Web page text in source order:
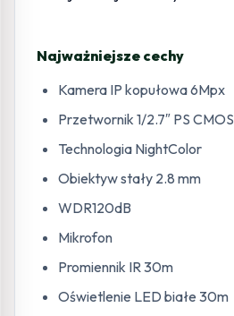
Najważniejsze cechy
Kamera IP kopułowa 6Mpx
Przetwornik 1/2.7″ PS CMOS
Technologia NightColor
Obiektyw stały 2.8 mm
WDR120dB
Mikrofon
Promiennik IR 30m
Oświetlenie LED białe 30m